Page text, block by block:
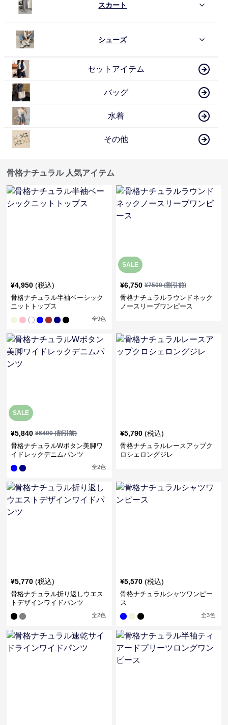
スカート
シューズ
セットアイテム
バッグ
水着
その他
骨格ナチュラル 人気アイテム
¥4,950 (税込)
骨格ナチュラル半袖ベーシック
ニットトップス
全9色
SALE
¥6,750 ¥7500(割引前)
骨格ナチュラルラウンドネック
ノースリーブワンピース
SALE
¥5,840 ¥6490(割引前)
骨格ナチュラルWボタン美脚ワ
イドレックデニムパンツ
全2色
¥5,790 (税込)
骨格ナチュラルレースアップク
ロシェロングジレ
¥5,770 (税込)
骨格ナチュラル折り返しウエス
トデザインワイドパンツ
全2色
¥5,570 (税込)
骨格ナチュラルシャツワンピー
ス
全3色